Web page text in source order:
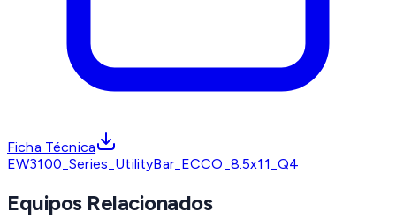
Ficha Técnica
EW3100_Series_UtilityBar_ECCO_8.5x11_Q4
Equipos Relacionados